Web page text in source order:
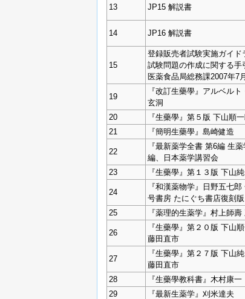
13 JP15 解説書
14 JP16 解説書
15
登録販売者試験実施ガイド
試験問題の作成に関する手
医薬食品局総務課2007年7月
19
『改訂生藥學』アルベル
玄洞
20 『生藥學』第５版 下山順
21
『簡明生藥學』島崎健造
22
『最新薬学全書 第6編 生
編、日本薬学講習会
23 『生藥學』第１３版 下山
24
『和漢薬物学』日野五七
号書房 たにぐち書店復刻版
25 『薬理的生薬学』村上師壽
26
『生藥學』第２０版 下山
藤田直市
27
『生藥學』第２７版 下山
藤田直市
28 『生藥學教科書』木村康一
29
『最新生薬学』刈米達夫